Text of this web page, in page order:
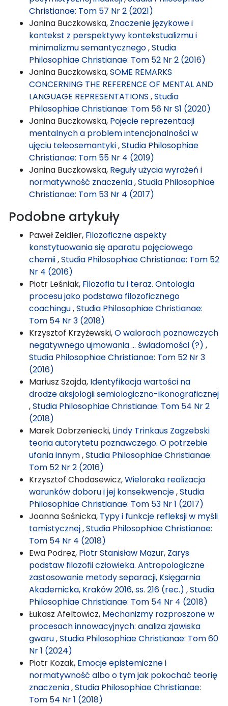
Christianae: Tom 57 Nr 2 (2021)
Janina Buczkowska, Znaczenie językowe i
kontekst z perspektywy kontekstualizmu i
minimalizmu semantycznego,Studia
Philosophiae Christianae: Tom 52 Nr 2 (2016)
Janina Buczkowska,SOME REMARKS
CONCERNING THE REFERENCE OF MENTAL AND
LANGUAGE REPRESENTATIONS ,Studia
Philosophiae Christianae: Tom 56 Nr S1 (2020)
Janina Buczkowska, Pojęcie reprezentacji
mentalnych a problem intencjonalności w
ujęciu teleosemantyki,Studia Philosophiae
Christianae: Tom 55 Nr 4 (2019)
Janina Buczkowska, Reguły użycia wyrażeń i
normatywność znaczenia,Studia Philosophiae
Christianae: Tom 53 Nr 4 (2017)
Podobne artykuły
Paweł Zeidler, Filozoficzne aspekty
konstytuowania się aparatu pojęciowego
chemii,Studia Philosophiae Christianae: Tom 52
Nr 4 (2016)
Piotr Leśniak, Filozofia tu i teraz. Ontologia
procesu jako podstawa filozoficznego
coachingu,Studia Philosophiae Christianae:
Tom 54 Nr 3 (2018)
Krzysztof Krzyżewski,O walorach poznawczych
negatywnego ujmowania … świadomości (?) ,
Studia Philosophiae Christianae: Tom 52 Nr 3
(2016)
Mariusz Szajda, Identyfikacja wartości na
drodze aksjologii semiologiczno-ikonograficznej
,Studia Philosophiae Christianae: Tom 54 Nr 2
(2018)
Marek Dobrzeniecki, Lindy Trinkaus Zagzebski
teoria autorytetu poznawczego. O potrzebie
ufania innym,Studia Philosophiae Christianae:
Tom 52 Nr 2 (2016)
Krzysztof Chodasewicz,Wieloraka realizacja
warunków doboru i jej konsekwencje,Studia
Philosophiae Christianae: Tom 53 Nr 1 (2017)
Joanna Sośnicka, Typy i funkcje refleksji w myśli
tomistycznej,Studia Philosophiae Christianae:
Tom 54 Nr 4 (2018)
Ewa Podrez, Piotr Stanisław Mazur, Zarys
podstaw filozofii człowieka. Antropologiczne
zastosowanie metody separacji, Księgarnia
Akademicka, Kraków 2016, ss. 216 (rec.) ,Studia
Philosophiae Christianae: Tom 54 Nr 4 (2018)
Łukasz Afeltowicz, Mechanizmy rozproszone w
procesach innowacyjnych: analiza zjawiska
gwaru,Studia Philosophiae Christianae: Tom 60
Nr 1 (2024)
Piotr Kozak, Emocje epistemiczne i
normatywność albo o tym jak pokochać teorię
znaczenia,Studia Philosophiae Christianae:
Tom 54 Nr 1 (2018)